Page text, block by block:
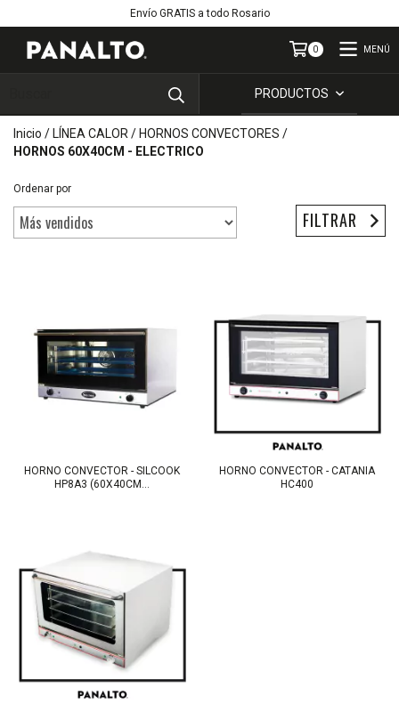
Envío GRATIS a todo Rosario
0 MENÚ
PRODUCTOS
Inicio / LÍNEA CALOR / HORNOS CONVECTORES /
HORNOS 60X40CM - ELECTRICO
Ordenar por
FILTRAR
HORNO CONVECTOR - SILCOOK
HP8A3 (60X40CM...
HORNO CONVECTOR - CATANIA
HC400